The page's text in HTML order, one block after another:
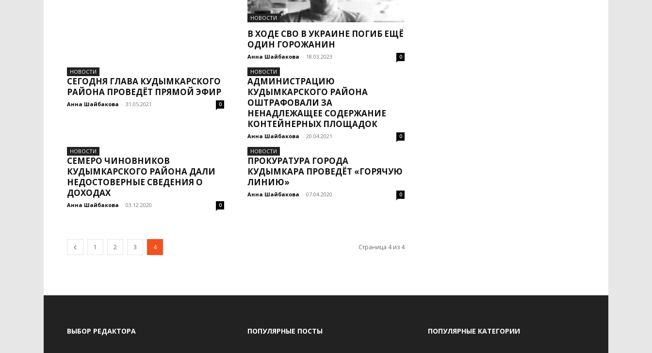
НОВОСТИ
В ХОДЕ СВО В УКРАИНЕ ПОГИБ ЕЩЁ
ОДИН ГОРОЖАНИН
Анна Шайбакова - 18.03.2023 0
НОВОСТИ
СЕГОДНЯ ГЛАВА КУДЫМКАРСКОГО
РАЙОНА ПРОВЕДЁТ ПРЯМОЙ ЭФИР
Анна Шайбакова - 31.05.2021 0
НОВОСТИ
АДМИНИСТРАЦИЮ
КУДЫМКАРСКОГО РАЙОНА
ОШТРАФОВАЛИ ЗА
НЕНАДЛЕЖАЩЕЕ СОДЕРЖАНИЕ
КОНТЕЙНЕРНЫХ ПЛОЩАДОК
Анна Шайбакова - 20.04.2021 0
НОВОСТИ
СЕМЕРО ЧИНОВНИКОВ
КУДЫМКАРСКОГО РАЙОНА ДАЛИ
НЕДОСТОВЕРНЫЕ СВЕДЕНИЯ О
ДОХОДАХ
Анна Шайбакова - 03.12.2020 0
НОВОСТИ
ПРОКУРАТУРА ГОРОДА
КУДЫМКАРА ПРОВЕДЁТ «ГОРЯЧУЮ
ЛИНИЮ»
Анна Шайбакова - 07.04.2020 0
1 2 3 4 Страница 4 из 4
ВЫБОР РЕДАКТОРА ПОПУЛЯРНЫЕ ПОСТЫ ПОПУЛЯРНЫЕ КАТЕГОРИИ